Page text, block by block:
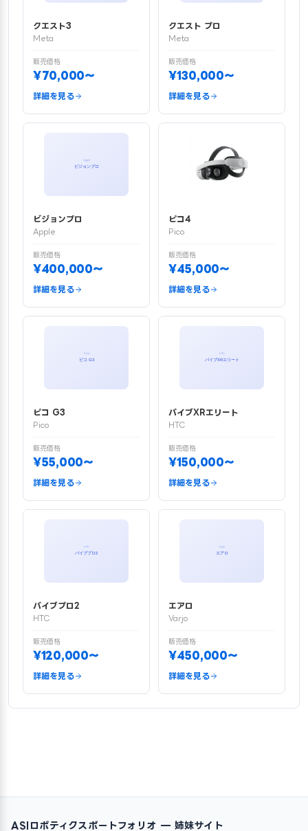
クエスト3
Meta
販売価格
¥70,000〜
詳細を見る
クエスト プロ
Meta
販売価格
¥130,000〜
詳細を見る
ビジョンプロ
Apple
販売価格
¥400,000〜
詳細を見る
ピコ4
Pico
販売価格
¥45,000〜
詳細を見る
ピコ G3
Pico
販売価格
¥55,000〜
詳細を見る
バイブXRエリート
HTC
販売価格
¥150,000〜
詳細を見る
バイブプロ2
HTC
販売価格
¥120,000〜
詳細を見る
エアロ
Varjo
販売価格
¥450,000〜
詳細を見る
ASIロボティクスポートフォリオ — 姉妹サイト